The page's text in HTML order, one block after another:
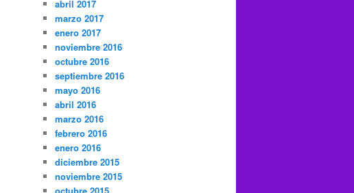
abril 2017
marzo 2017
enero 2017
noviembre 2016
octubre 2016
septiembre 2016
mayo 2016
abril 2016
marzo 2016
febrero 2016
enero 2016
diciembre 2015
noviembre 2015